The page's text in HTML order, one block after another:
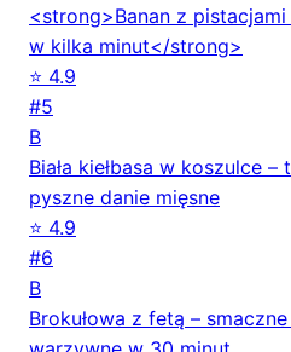
<strong>Banan z
w kilka minut</strong>
⭐ 4.9
#5
B
Biała kiełbasa w koszulce
pyszne danie mięsne
⭐ 4.9
#6
B
Brokułowa z fetą –